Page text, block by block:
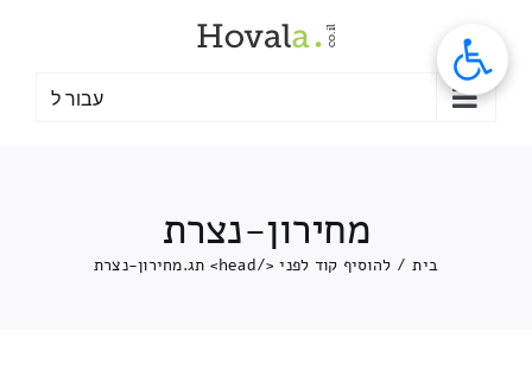
עבור ל
מחירון-נצרת
בית / להוסיף קוד לפני </head> תג. מחירון-נצרת